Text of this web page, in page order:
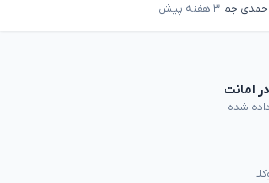
جم ۳ هفته پیش
امانت
شده